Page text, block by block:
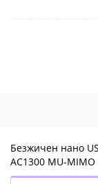
Безжичен нано
AC1300 MU-MIMO